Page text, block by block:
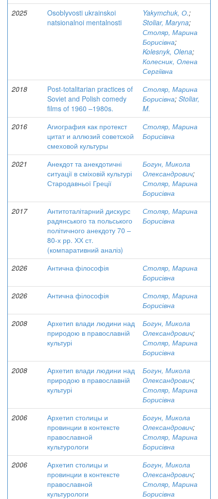
2025
Osoblyvosti ukrainskoi
natsionalnoi mentalnosti
Yakymchuk, О.;
Stoliar, Maryna;
Столяр, Марина
Борисівна;
Kolesnyk, Olena;
Колесник, Олена
Сергіївна
2018
Post-totalitarian practices of
Soviet and Polish comedy
films of 1960 –1980s.
Столяр, Марина
Борисівна; Stoliar,
M.
2016
Агиография как протекст
цитат и аллюзий советской
смеховой культуры
Столяр, Марина
Борисівна
2021
Анекдот та анекдотичні
ситуації в сміховій культурі
Стародавньої Греції
Богун, Микола
Олександрович;
Столяр, Марина
Борисівна
2017
Антитоталітарний дискурс
радянського та польського
політичного анекдоту 70 –
80-х рр. ХХ ст.
(компаративний аналіз)
Столяр, Марина
Борисівна
2026 Антична філософія
Столяр, Марина
Борисівна
2026
Антична філософія
Столяр, Марина
Борисівна
2008
Архетип влади людини над
природою в православній
культурі
Богун, Микола
Олександрович;
Столяр, Марина
Борисівна
2008
Архетип влади людини над
природою в православній
культурі
Богун, Микола
Олександрович;
Столяр, Марина
Борисівна
2006
Архетип столицы и
провинции в контексте
православной
культурологи
Богун, Микола
Олександрович;
Столяр, Марина
Борисівна
2006
Архетип столицы и
провинции в контексте
православной
культурологи
Богун, Микола
Олександрович;
Столяр, Марина
Борисівна